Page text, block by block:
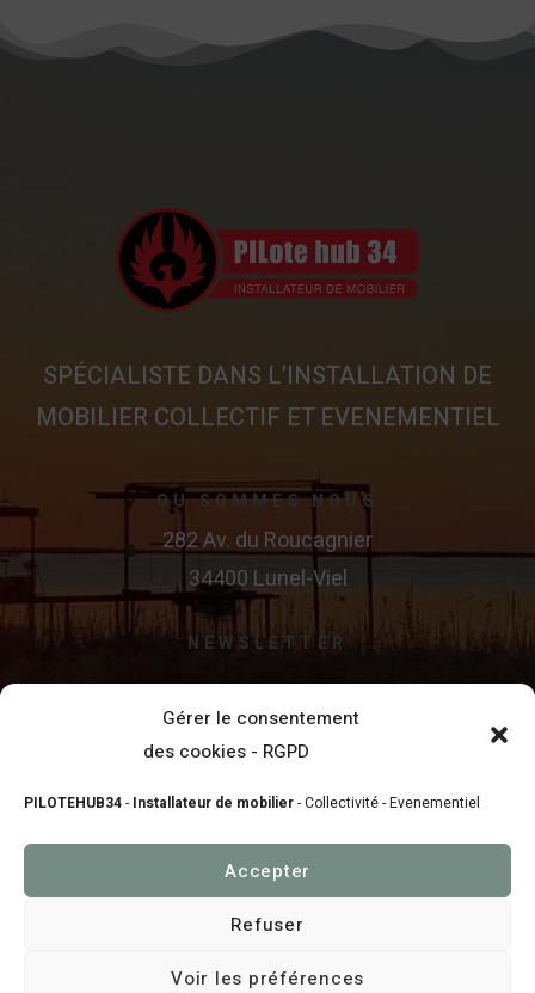
Gérer le consentement
des cookies - RGPD
PILOTEHUB34- Installateur de mobilier- Collectivité - Evenementiel
Accepter
Refuser
Voir les préférences
SPÉCIALISTE DANS L’INSTALLATION DE
MOBILIER COLLECTIF ET EVENEMENTIEL
OU SOMMES NOUS
282 Av. du Roucagnier
34400 Lunel-Viel
NEWSLETTER
SUIVEZ-NOUS ..
Copyright © 2004PILOTEHUB34. Tous droits reservés .
Crealys Concept Web